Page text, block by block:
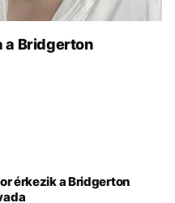
a Bridgerton
érkezik a Bridgerton